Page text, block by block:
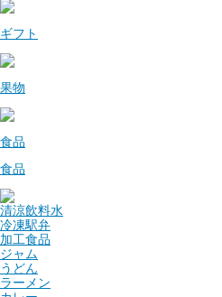
ギフト
果物
食品
食品
清涼飲料水
冷凍駅弁
加工食品
ジャム
うどん
ラーメン